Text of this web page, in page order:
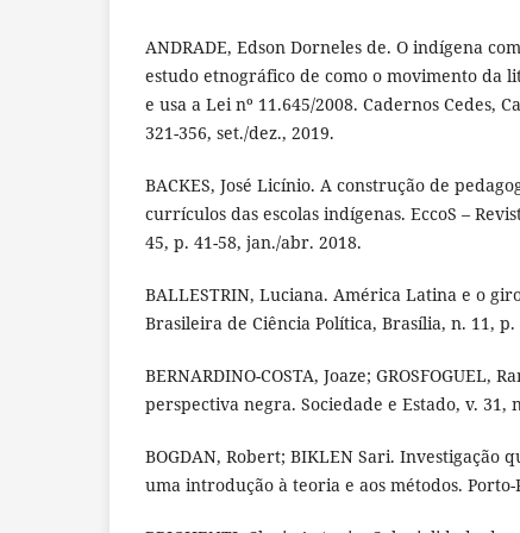
ANDRADE, Edson Dorneles de. O indígena
estudo etnográfico de como o movimento da
e usa a Lei nº 11.645/2008. Cadernos Cedes,
321-356, set./dez., 2019.
BACKES, José Licínio. A construção de
currículos das escolas indígenas. EccoS –
45, p. 41-58, jan./abr. 2018.
BALLESTRIN, Luciana. América Latina e o
Brasileira de Ciência Política, Brasília, n. 11, p.
BERNARDINO-COSTA, Joaze; GROSFOGUEL,
perspectiva negra. Sociedade e Estado, v. 31,
BOGDAN, Robert; BIKLEN Sari. Investigação
uma introdução à teoria e aos métodos.